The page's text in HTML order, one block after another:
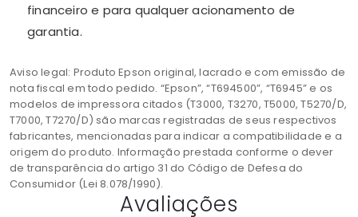
financeiro e para qualquer acionamento de
garantia.
Aviso legal: Produto Epson original, lacrado e com emissão de
nota fiscal em todo pedido. “Epson”, “T694500”, “T6945” e os
modelos de impressora citados (T3000, T3270, T5000, T5270/D,
T7000, T7270/D) são marcas registradas de seus respectivos
fabricantes, mencionadas para indicar a compatibilidade e a
origem do produto. Informação prestada conforme o dever
de transparência do artigo 31 do Código de Defesa do
Consumidor (Lei 8.078/1990).
Avaliações